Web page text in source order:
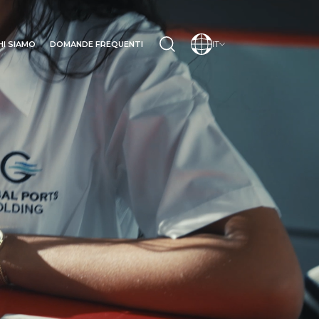
SIAMO DOMANDE FREQUENTI IT